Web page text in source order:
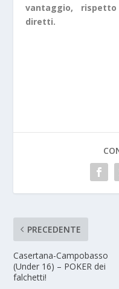
vantaggio,
diretti.
PRECEDENTE
Casertana-Campobasso
(Under 16) – POKER dei
falchetti!